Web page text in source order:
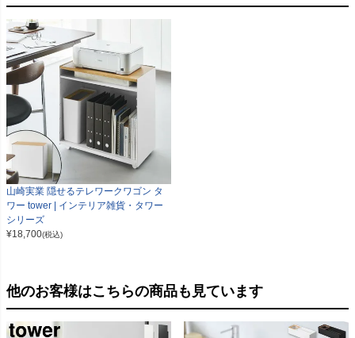
山崎実業 隠せるテレワークワゴン タ
ワー tower | インテリア雑貨・タワー
シリーズ
¥18,700(税込)
他のお客様はこちらの商品も見ています